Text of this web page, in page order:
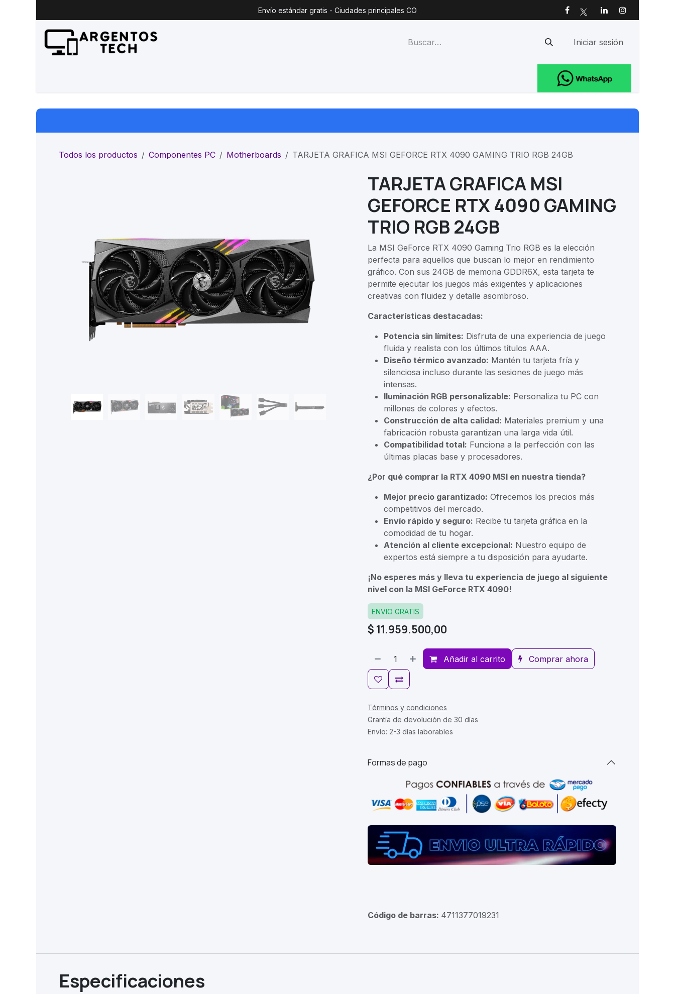
Envío estándar gratis - Ciudades principales CO
Iniciar sesión
Todos los productos Componentes PC Motherboards TARJETA GRAFICA MSI GEFORCE RTX 4090 GAMING TRIO RGB 24GB
TARJETA GRAFICA MSI
GEFORCE RTX 4090 GAMING
TRIO RGB 24GB
La MSI GeForce RTX 4090 Gaming Trio RGB es la elección
perfecta para aquellos que buscan lo mejor en rendimiento
gráfico. Con sus 24GB de memoria GDDR6X, esta tarjeta te
permite ejecutar los juegos más exigentes y aplicaciones
creativas con fluidez y detalle asombroso.
Características destacadas:
Potencia sin límites: Disfruta de una experiencia de juego
fluida y realista con los últimos títulos AAA.
Diseño térmico avanzado: Mantén tu tarjeta fría y
silenciosa incluso durante las sesiones de juego más
intensas.
Iluminación RGB personalizable: Personaliza tu PC con
millones de colores y efectos.
Construcción de alta calidad: Materiales premium y una
fabricación robusta garantizan una larga vida útil.
Compatibilidad total: Funciona a la perfección con las
últimas placas base y procesadores.
¿Por qué comprar la RTX 4090 MSI en nuestra tienda?
Mejor precio garantizado: Ofrecemos los precios más
competitivos del mercado.
Envío rápido y seguro: Recibe tu tarjeta gráfica en la
comodidad de tu hogar.
Atención al cliente excepcional: Nuestro equipo de
expertos está siempre a tu disposición para ayudarte.
¡No esperes más y lleva tu experiencia de juego al siguiente
nivel con la MSI GeForce RTX 4090!
ENVIO GRATIS
$ 11.959.500,00
Añadir al carrito Comprar ahora
Términos y condiciones
Grantía de devolución de 30 días
Envío: 2-3 días laborables
Formas de pago
Código de barras: 4711377019231
Especificaciones